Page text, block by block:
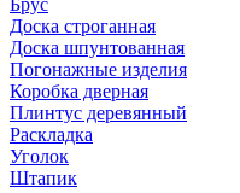
Брус
Доска строганная
Доска шпунтованная
Погонажные изделия
Коробка дверная
Плинтус деревянный
Раскладка
Уголок
Штапик